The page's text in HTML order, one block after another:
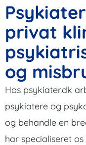
privat
og
Hos psykiater.dk
psykiatere og
og behandle en
har specialiseret